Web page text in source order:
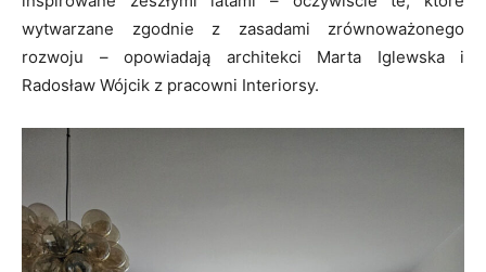
wytwarzane zgodnie z zasadami zrównoważonego
rozwoju – opowiadają architekci Marta Iglewska i
Radosław Wójcik z pracowni Interiorsy.